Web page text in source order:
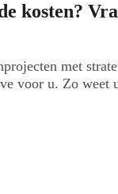
kosten?
met
voor u. Zo weet